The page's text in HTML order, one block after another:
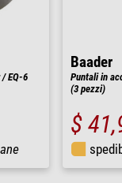
EQ-6
Baader
Puntali in
(3 pezzi)
$